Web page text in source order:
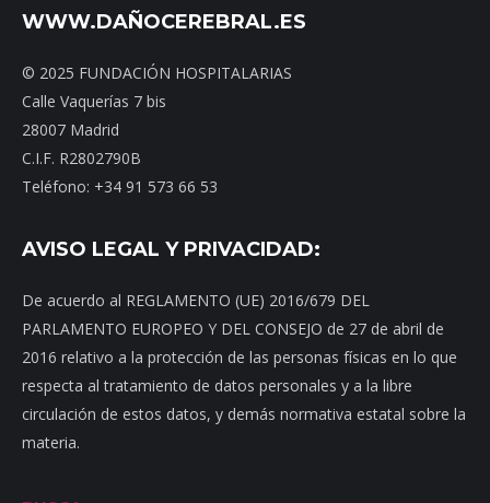
WWW.DAÑOCEREBRAL.ES
© 2025 FUNDACIÓN HOSPITALARIAS
Calle Vaquerías 7 bis
28007 Madrid
C.I.F. R2802790B
Teléfono: +34 91 573 66 53
AVISO LEGAL Y PRIVACIDAD:
De acuerdo al REGLAMENTO (UE) 2016/679 DEL
PARLAMENTO EUROPEO Y DEL CONSEJO de 27 de abril de
2016 relativo a la protección de las personas físicas en lo que
respecta al tratamiento de datos personales y a la libre
circulación de estos datos, y demás normativa estatal sobre la
materia.